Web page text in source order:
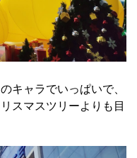
キャラでいっぱいで、
スマスツリーよりも目